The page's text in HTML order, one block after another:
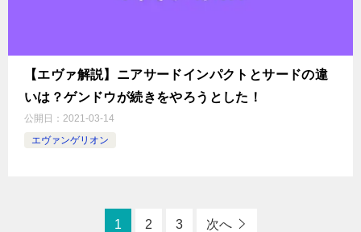
【エヴァ解説】ニアサードインパクトとサードの違
いは？ゲンドウが続きをやろうとした！
公開日： 2021-03-14
エヴァンゲリオン
1 2 3 次へ